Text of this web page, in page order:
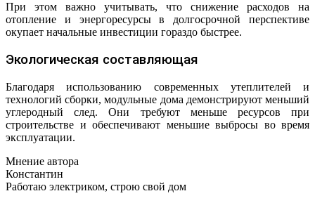
При этом важно учитывать, что снижение расходов на
отопление и энергоресурсы в долгосрочной перспективе
окупает начальные инвестиции гораздо быстрее.
Экологическая составляющая
Благодаря использованию современных утеплителей и
технологий сборки, модульные дома демонстрируют меньший
углеродный след. Они требуют меньше ресурсов при
строительстве и обеспечивают меньшие выбросы во время
эксплуатации.
Мнение автора
Константин
Работаю электриком, строю свой дом